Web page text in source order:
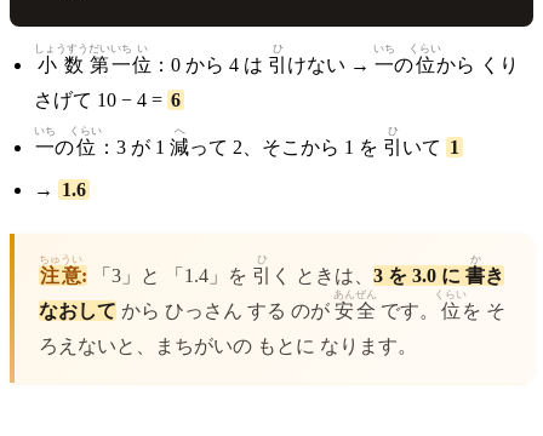
小数
しょうすう
第
だい
一
いち
位
い
：0 から 4 は 引
ひ
けない → 一
いち
の位
くらい
から くり
さげて 10 − 4 = 6
一
いち
の位
くらい
：3 が 1 減
へ
って 2、そこから 1 を 引
ひ
いて 1
→ 1.6
注意
ちゅうい
: 「3」と 「1.4」を 引
ひ
く ときは、 3 を 3.0 に 書
か
き
なおして から ひっさん する のが 安
あん
全
ぜん
です。 位
くらい
を そ
ろえないと、まちがいの もとに なります。